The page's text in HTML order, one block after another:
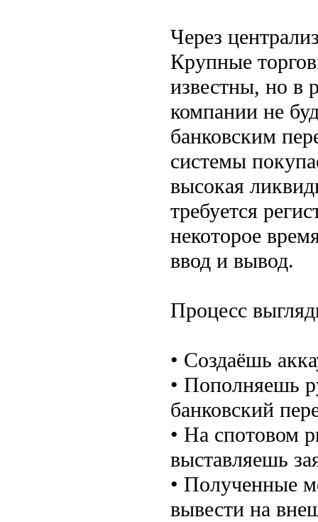
Через
Крупные
известны, но в
компании не
банковским
системы
высокая
требуется
некоторое
ввод и вывод.
Процесс
• Создаёшь
• Пополняешь
банковский
• На спотовом
выставляешь
• Полученные
вывести на